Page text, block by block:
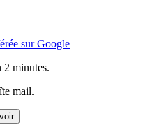
sur Google
2 minutes.
mail.